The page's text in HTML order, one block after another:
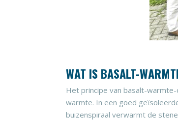
WAT IS BASALT-
Het principe van basalt-
warmte. In een goed
buizenspiraal verwarmt de